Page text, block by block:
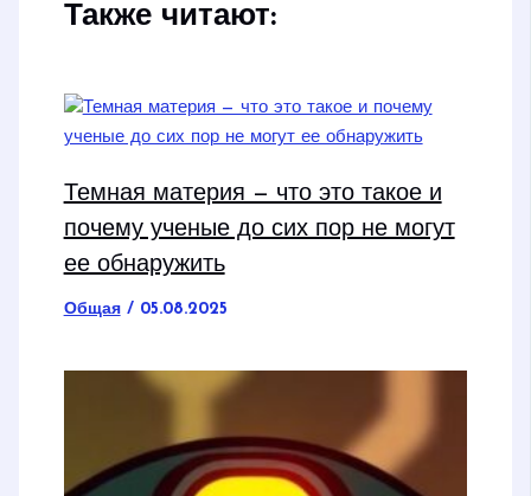
Также читают:
Темная материя — что это такое и
почему ученые до сих пор не могут
ее обнаружить
Общая/ 05.08.2025